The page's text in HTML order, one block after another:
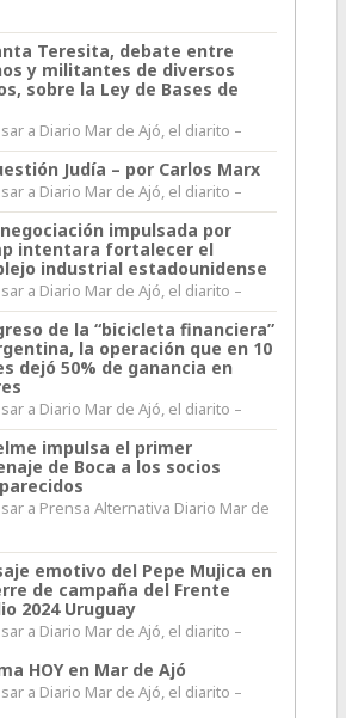
Teresita, debate entre
y militantes de diversos
sobre la Ley de Bases de
a Diario Mar de Ajó, el diarito –
Judía – por Carlos Marx
a Diario Mar de Ajó, el diarito –
impulsada por
intentara fortalecer el
industrial estadounidense
a Diario Mar de Ajó, el diarito –
de la “bicicleta financiera”
la operación que en 10
dejó 50% de ganancia en
a Diario Mar de Ajó, el diarito –
impulsa el primer
de Boca a los socios
a Prensa Alternativa Diario Mar de
emotivo del Pepe Mujica en
de campaña del Frente
2024 Uruguay
a Diario Mar de Ajó, el diarito –
HOY en Mar de Ajó
a Diario Mar de Ajó, el diarito –